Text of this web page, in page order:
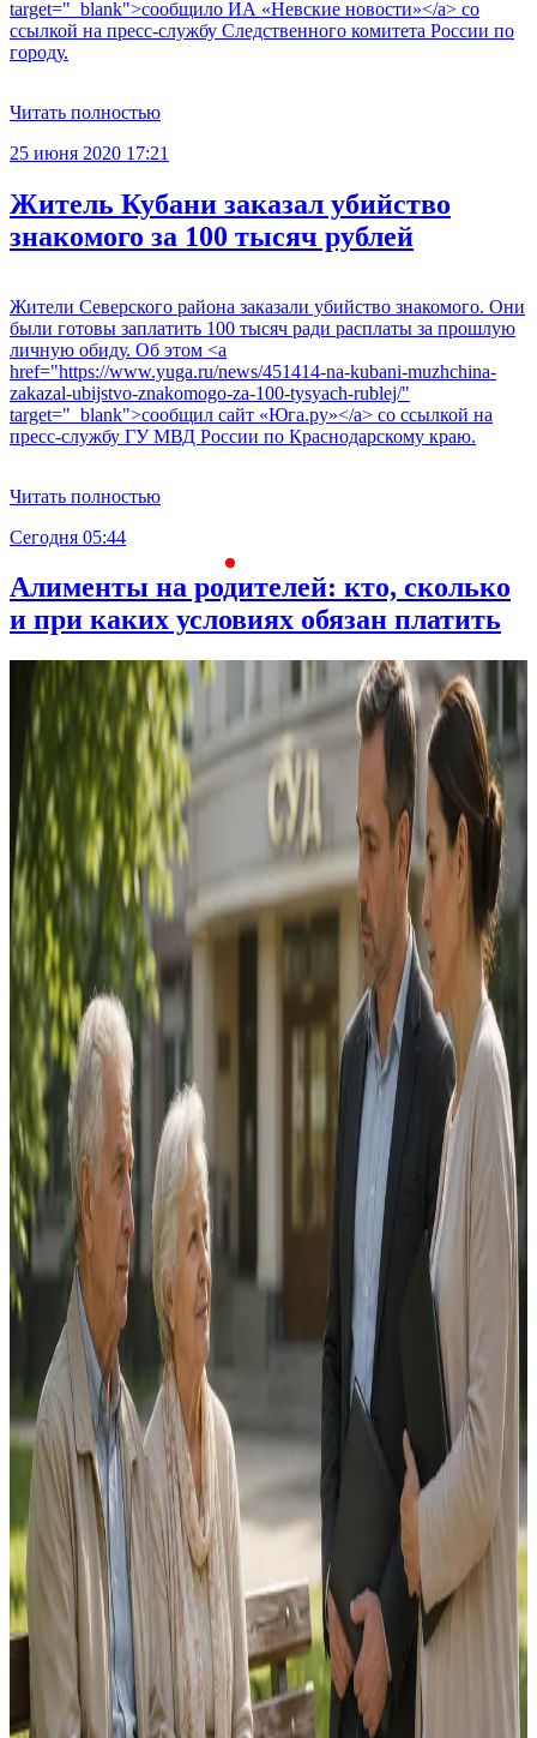
target="_blank">сообщило ИА «Невские новости»</a> со
ссылкой на пресс-службу Следственного комитета России по
городу.
Читать полностью
25 июня 2020 17:21
Житель Кубани заказал убийство
знакомого за 100 тысяч рублей
Жители Северского района заказали убийство знакомого. Они
были готовы заплатить 100 тысяч ради расплаты за прошлую
личную обиду. Об этом <a
href="https://www.yuga.ru/news/451414-na-kubani-muzhchina-
zakazal-ubijstvo-znakomogo-za-100-tysyach-rublej/"
target="_blank">сообщил сайт «Юга.ру»</a> со ссылкой на
пресс-службу ГУ МВД России по Краснодарскому краю.
Читать полностью
Сегодня 05:44
Алименты на родителей: кто, сколько
и при каких условиях обязан платить